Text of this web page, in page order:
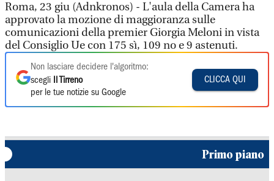
Roma, 23 giu (Adnkronos) - L'aula della Camera ha
approvato la mozione di maggioranza sulle
comunicazioni della premier Giorgia Meloni in vista
del Consiglio Ue con 175 sì, 109 no e 9 astenuti.
Non lasciare decidere l'algoritmo:
scegli
Il Tirreno
per le tue notizie su Google
CLICCA QUI
Primo piano